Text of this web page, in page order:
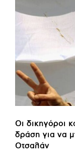
Οι δικηγόροι
δράση για να
Οτσαλάν